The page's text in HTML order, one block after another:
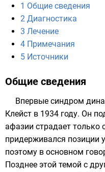
1 Общие сведения
2 Диагностика
3 Лечение
4 Примечания
5 Источники
Общие сведения
Впервые синдром
Клейст в 1934 году. Он
афазии страдает только
придерживался позиции
поэтому в основном
Позднее этой темой с